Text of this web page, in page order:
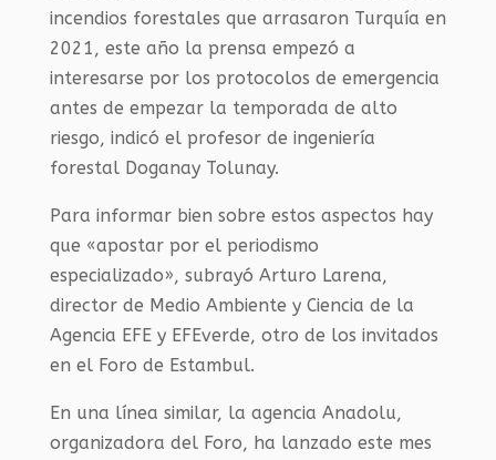
incendios forestales que arrasaron Turquía en
2021, este año la prensa empezó a
interesarse por los protocolos de emergencia
antes de empezar la temporada de alto
riesgo, indicó el profesor de ingeniería
forestal Doganay Tolunay.
Para informar bien sobre estos aspectos hay
que «apostar por el periodismo
especializado», subrayó Arturo Larena,
director de Medio Ambiente y Ciencia de la
Agencia EFE y EFEverde, otro de los invitados
en el Foro de Estambul.
En una línea similar, la agencia Anadolu,
organizadora del Foro, ha lanzado este mes